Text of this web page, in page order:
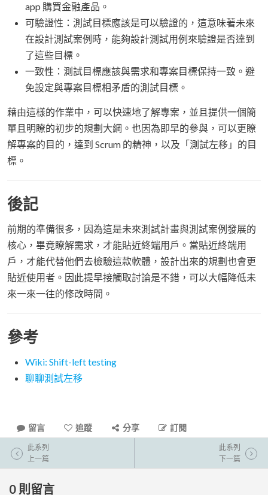
app 購買金融產品。
可驗證性：測試目標應該是可以驗證的，這意味著未來
在設計測試案例時，能夠設計測試用例來驗證是否達到
了這些目標。
一致性：測試目標應該與需求和專案目標保持一致。避
免設定與專案目標相矛盾的測試目標。
藉由這樣的作業中，可以快速地了解專案，並且提供一個簡
單且明瞭的初步的規劃大綱。也因為即早的參與，可以更瞭
解專案的目的，達到 Scrum 的精神，以及「測試左移」的目
標。
後記
前期的準備很多，因為這是未來測試計畫與測試案例發展的
核心，畢竟瞭解需求，才能貼近終端用戶。當貼近終端用
戶，才能代替他們去檢驗這款軟體，設計出來的規劃也會更
貼近使用者。因此提早接觸取討論是不錯，可以大幅降低未
來一來一往的修改時間。
參考
Wiki: Shift-left testing
聊聊測試左移
留言 追蹤 分享 訂閱
此系列
上一篇
此系列
下一篇
0 則留言